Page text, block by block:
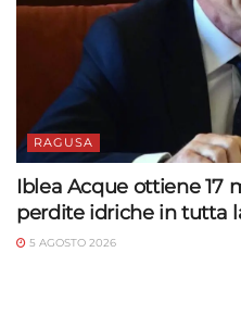
RAGUSA
Iblea Acque ottiene 17
perdite idriche in tutta
5 AGOSTO 2026